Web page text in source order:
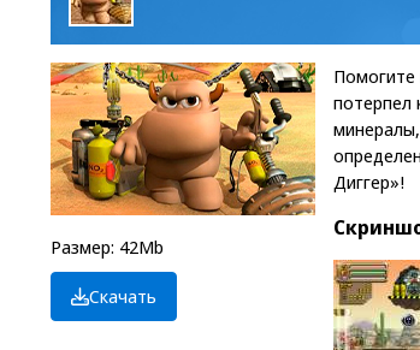
Размер: 42Mb
Скачать
Помогите
потерпел
Диггер»!